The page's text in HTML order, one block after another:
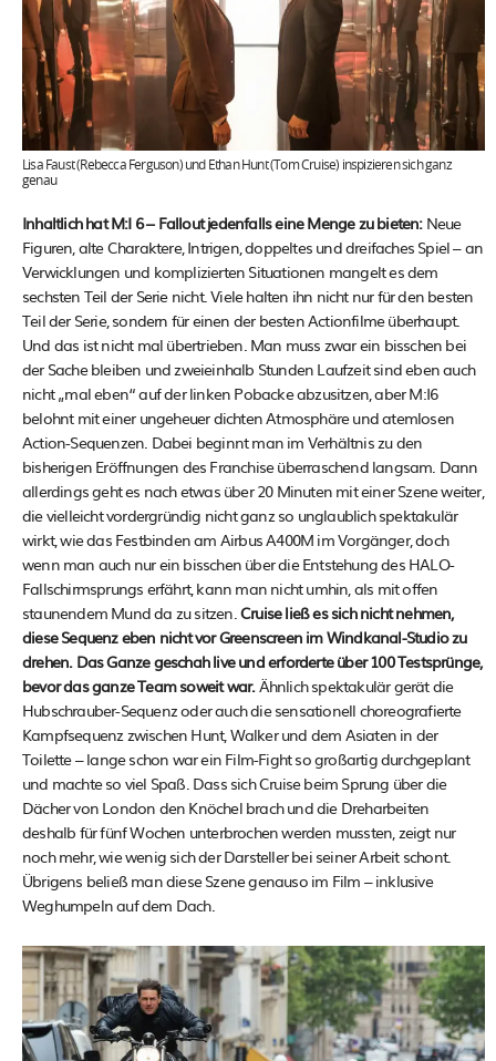
Lisa Faust (Rebecca Ferguson) und Ethan Hunt (Tom Cruise) inspizieren sich ganz
genau
Inhaltlich hat M:I 6 – Fallout jedenfalls eine Menge zu bieten:Neue
Figuren, alte Charaktere, Intrigen, doppeltes und dreifaches Spiel – an
Verwicklungen und komplizierten Situationen mangelt es dem
sechsten Teil der Serie nicht. Viele halten ihn nicht nur für den besten
Teil der Serie, sondern für einen der besten Actionfilme überhaupt.
Und das ist nicht mal übertrieben. Man muss zwar ein bisschen bei
der Sache bleiben und zweieinhalb Stunden Laufzeit sind eben auch
nicht „mal eben“ auf der linken Pobacke abzusitzen, aber M:I6
belohnt mit einer ungeheuer dichten Atmosphäre und atemlosen
Action-Sequenzen. Dabei beginnt man im Verhältnis zu den
bisherigen Eröffnungen des Franchise überraschend langsam. Dann
allerdings geht es nach etwas über 20 Minuten mit einer Szene weiter,
die vielleicht vordergründig nicht ganz so unglaublich spektakulär
wirkt, wie das Festbinden am Airbus A400M im Vorgänger, doch
wenn man auch nur ein bisschen über die Entstehung des HALO-
Fallschirmsprungs erfährt, kann man nicht umhin, als mit offen
staunendem Mund da zu sitzen. Cruise ließ es sich nicht nehmen,
diese Sequenz eben nicht vor Greenscreen im Windkanal-Studio zu
drehen. Das Ganze geschah live und erforderte über 100 Testsprünge,
bevor das ganze Team soweit war.Ähnlich spektakulär gerät die
Hubschrauber-Sequenz oder auch die sensationell choreografierte
Kampfsequenz zwischen Hunt, Walker und dem Asiaten in der
Toilette – lange schon war ein Film-Fight so großartig durchgeplant
und machte so viel Spaß. Dass sich Cruise beim Sprung über die
Dächer von London den Knöchel brach und die Dreharbeiten
deshalb für fünf Wochen unterbrochen werden mussten, zeigt nur
noch mehr, wie wenig sich der Darsteller bei seiner Arbeit schont.
Übrigens beließ man diese Szene genauso im Film – inklusive
Weghumpeln auf dem Dach.